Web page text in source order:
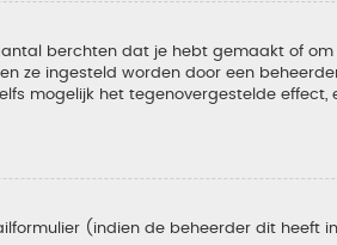
berchten dat je hebt gemaakt of
ze ingesteld worden door een
mogelijk het tegenovergestelde
(indien de beheerder dit heeft